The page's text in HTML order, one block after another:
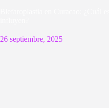
26 septiembre, 2025